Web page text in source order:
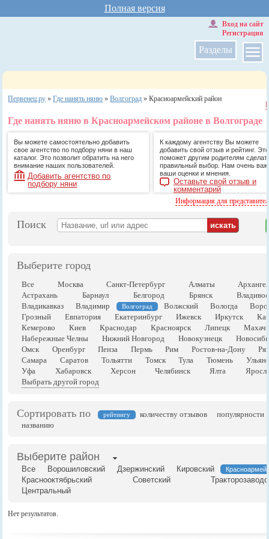
Полная версия
Разделы
Вход на сайт
Регистрация
Первенец.ру »Где нанять няню »Волгоград »Красноармейский район
Где нанять няню в Красноармейском районе в Волгограде
Вы можете самостоятельно добавить
свое агентство по подбору няни в наш
каталог. Это позволит обратить на него
внимание наших пользователей.
Добавить агентство по
подбору няни
К каждому агентству Вы можете
добавить свой отзыв и рейтинг. Это
поможет другим родителям
правильный выбор. Нам очень
ваши оценки и мнения.
Оставьте свой отзыв и
комментарий
Информация для
Поиск
Выберите город
Все Москва Санкт-Петербург Алматы
Астрахань
Барнаул Белгород Брянск
Владикавказ
Владимир Волгоград Волжский Вологда
Грозный
Евпатория Екатеринбург Ижевск Иркутск
Кемерово
Киев Краснодар Красноярск Липецк
Набережные Челны
Нижний Новгород Новокузнецк
Омск
Оренбург Пенза Пермь Рим Ростов-на-Дону
Самара
Саратов Тольятти Томск Тула Тюмень
Уфа
Хабаровск Херсон Челябинск Ялта
Выбрать другой город
Сортировать по рейтингу количеству отзывов
популярности
названию
Выберите район
Все Ворошиловский Дзержинский Кировский
Краснооктябрьский Советский
Центральный
Нет результатов.